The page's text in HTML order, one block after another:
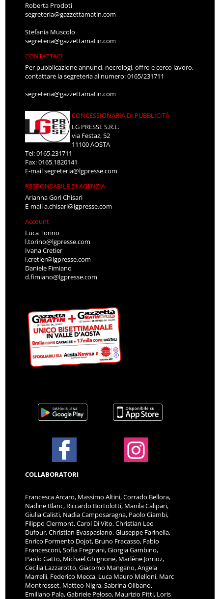
Roberta Prodoti
segreteria@gazzettamatin.com
Stefania Muscolo
segreteria@gazzettamatin.com
CONTATTACI
Per pubblicazione annunci, necrologi, offro e cerco lavoro,
contattare la segreteria al numero: 0165/231711
segreteria@gazzettamatin.com
CONCESSIONARIA DI PUBBLICITÀ
LG PRESSE S.R.L.
via Festaz, 52
11100 AOSTA
Tel: 0165.231711
Fax: 0165.1820141
E-mailsegreteria@lgpresse.com
RESPONSABILE DI AGENZIA
Arianna Gori Chisari
E-maila.chisari@lgpresse.com
Account
Luca Torino
l.torino@lgpresse.com
Ivana Cretier
i.cretier@lgpresse.com
Daniele Fimiano
d.fimiano@lgpresse.com
COLLABORATORI
Francesca Arcaro, Massimo Altini, Corrado Bellora,
Nadine Blanc, Riccardo Bortolotti, Manila Calipari,
Giulia Calisti, Nadia Camposaragna, Paolo Ciambi,
Filippo Clermont, Carol Di Vito, Christian Leo
Dufour, Christian Evaspasiano, Giuseppe Farinella,
Enrico Formento Dojot, Bruno Fracasso, Fabio
Francesconi, Sofia Fregnani, Giorgia Gambino,
Paolo Gatto, Michael Ghignone, Marlène Jorrioz,
Cecilia Lazzarotto, Giacomo Mangano, Angela
Marrelli, Federico Mecca, Luca Mauro Melloni, Marc
Montrosset, Matteo Nigra, Sabrina Olibano,
Emiliano Pala, Gabriele Peloso, Maurizio Pitti, Loris